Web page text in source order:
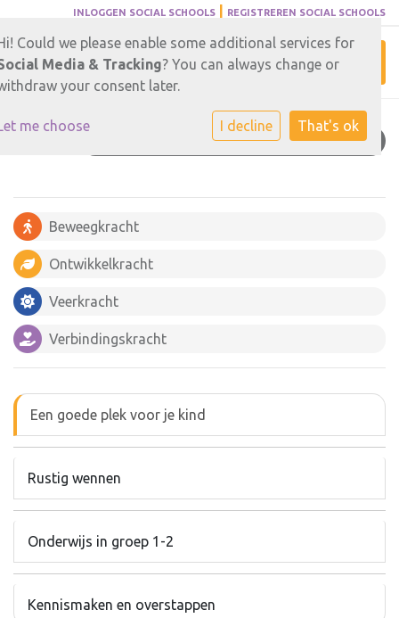
INLOGGEN SOCIAL SCHOOLS REGISTREREN SOCIAL SCHOOLS
EEN GOEDE PLEK VOOR JE KIND
Beweegkracht
Ontwikkelkracht
Veerkracht
Verbindingskracht
Een goede plek voor je kind
Rustig wennen
Onderwijs in groep 1-2
Kennismaken en overstappen
Could we please enable some additional services for
Media & Tracking? You can always change or
your consent later.
me choose I decline That's ok